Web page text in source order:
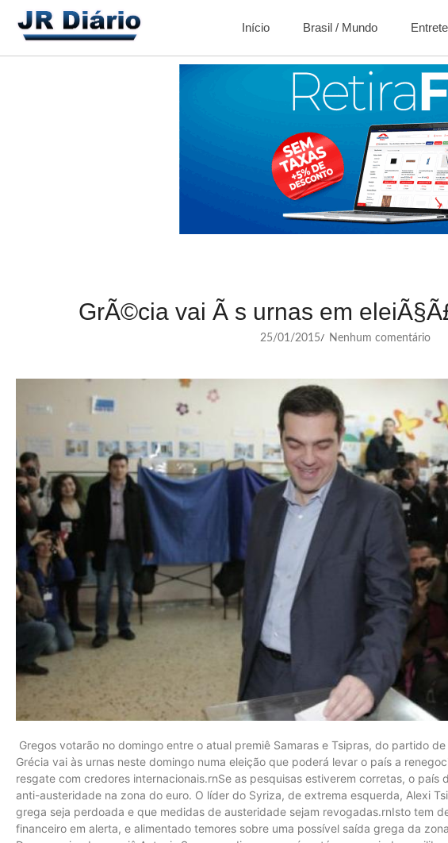
Início Brasil / Mundo
GrÃ©cia vai Ã s urnas em
25/01/2015/ Nenhum comentário
Gregos votarão no domingo entre o atual premiê Samaras e Tsipras, do partido
Grécia vai às urnas neste domingo numa eleição que poderá levar o país a
resgate com credores internacionais.rnSe as pesquisas estiverem corretas, o país
anti-austeridade na zona do euro. O líder do Syriza, de extrema esquerda, Alexi
grega seja perdoada e que medidas de austeridade sejam revogadas.rnIsto tem
financeiro em alerta, e alimentado temores sobre uma possível saída grega da